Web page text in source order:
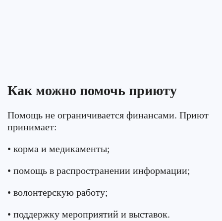
Как можно помочь приюту
Помощь не ограничивается финансами. Приют
принимает:
• корма и медикаменты;
• помощь в распространении информации;
• волонтерскую работу;
• поддержку мероприятий и выставок.